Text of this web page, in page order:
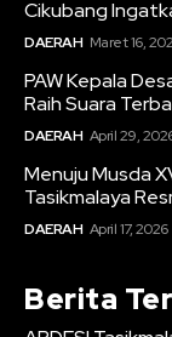
Cikubang
DAERAH Maret 16,
PAW Kepala
Raih Suara
DAERAH April 29,
Menuju Musda
Tasikmalaya
DAERAH April 17, 2026
Berita